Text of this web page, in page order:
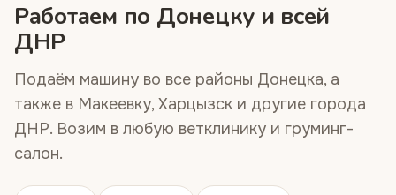
Работаем по Донецку и всей
ДНР
Подаём машину во все районы Донецка, а
также в Макеевку, Харцызск и другие города
ДНР. Возим в любую ветклинику и груминг-
салон.